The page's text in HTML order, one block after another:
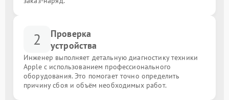
2
Проверка
устройства
Инженер выполняет детальную диагностику техники
Apple с использованием профессионального
оборудования. Это помогает точно определить
причину сбоя и объём необходимых работ.